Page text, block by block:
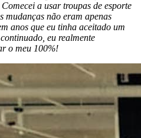
a usar troupas de esporte
mudanças não eram apenas
anos que eu tinha aceitado um
eu realmente
o meu 100%!